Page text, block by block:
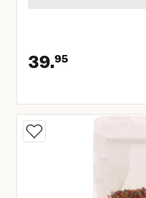
39.95
Huidige